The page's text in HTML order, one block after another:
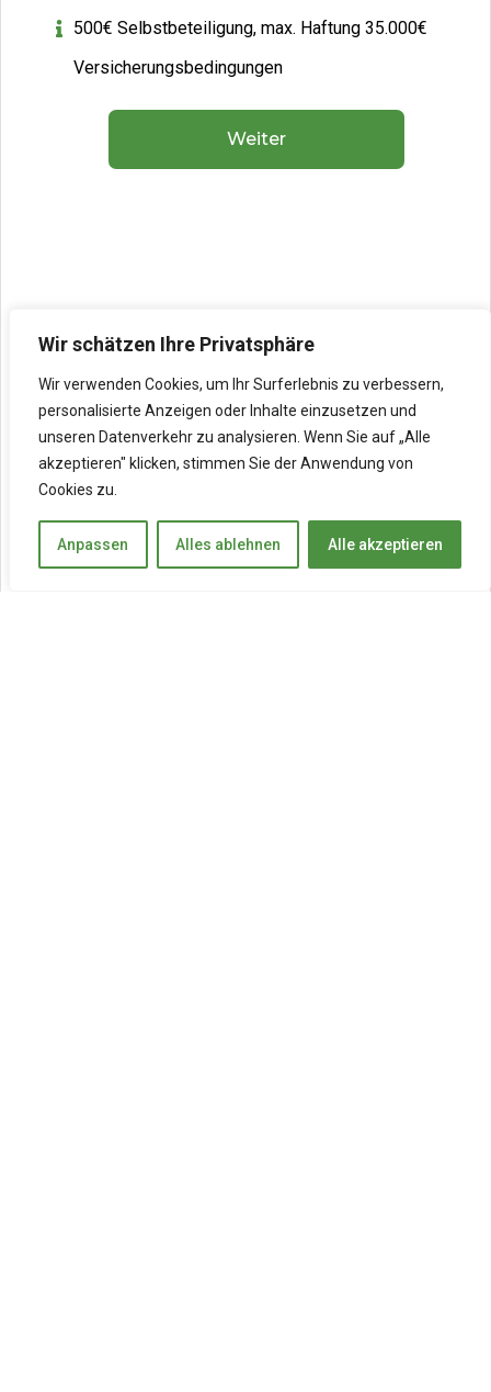
Wir schätzen Ihre Privatsphäre
Wir verwenden Cookies, um Ihr Surferlebnis zu verbessern,
personalisierte Anzeigen oder Inhalte einzusetzen und
unseren Datenverkehr zu analysieren. Wenn Sie auf „Alle
akzeptieren" klicken, stimmen Sie der Anwendung von
Cookies zu.
Anpassen Alles ablehnen Alle akzeptieren
500€ Selbstbeteiligung, max. Haftung 35.000€
Versicherungsbedingungen
Weiter